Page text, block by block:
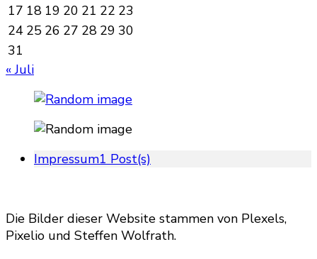
17 18 19 20 21 22 23
24 25 26 27 28 29 30
31
« Juli
Impressum1 Post(s)
Die Bilder dieser Website stammen von Plexels,
Pixelio und Steffen Wolfrath.